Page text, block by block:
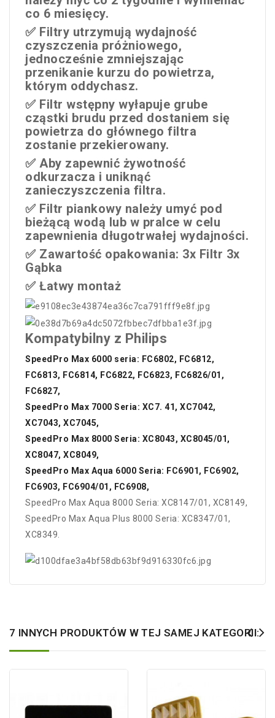
co 6 miesięcy.
✅ Filtry utrzymują wydajność
czyszczenia próżniowego,
jednocześnie zmniejszając
przenikanie kurzu do powietrza,
którym oddychasz.
✅ Filtr wstępny wyłapuje grube
cząstki brudu przed dostaniem się
powietrza do głównego filtra
zostanie przekierowany.
✅ Aby zapewnić żywotność
odkurzacza i uniknąć
zanieczyszczenia filtra.
✅ Filtr piankowy należy umyć pod
bieżącą wodą lub w pralce w celu
zapewnienia długotrwałej wydajności.
✅ Zawartość opakowania: 3x Filtr 3x
Gąbka
✅ Łatwy montaż
Kompatybilny z Philips
SpeedPro Max 6000 seria: FC6802, FC6812,
FC6813, FC6814, FC6822, FC6823, FC6826/01,
FC6827,
SpeedPro Max 7000 Seria: XC7. 41, XC7042,
XC7043, XC7045,
SpeedPro Max 8000 Seria: XC8043, XC8045/01,
XC8047, XC8049,
SpeedPro Max Aqua 6000 Seria: FC6901, FC6902,
FC6903, FC6904/01, FC6908,
SpeedPro Max Aqua 8000 Seria: XC8147/01, XC8149,
SpeedPro Max Aqua Plus 8000 Seria: XC8347/01,
XC8349.
7 INNYCH PRODUKTÓW W TEJ SAMEJ KATEGORII: